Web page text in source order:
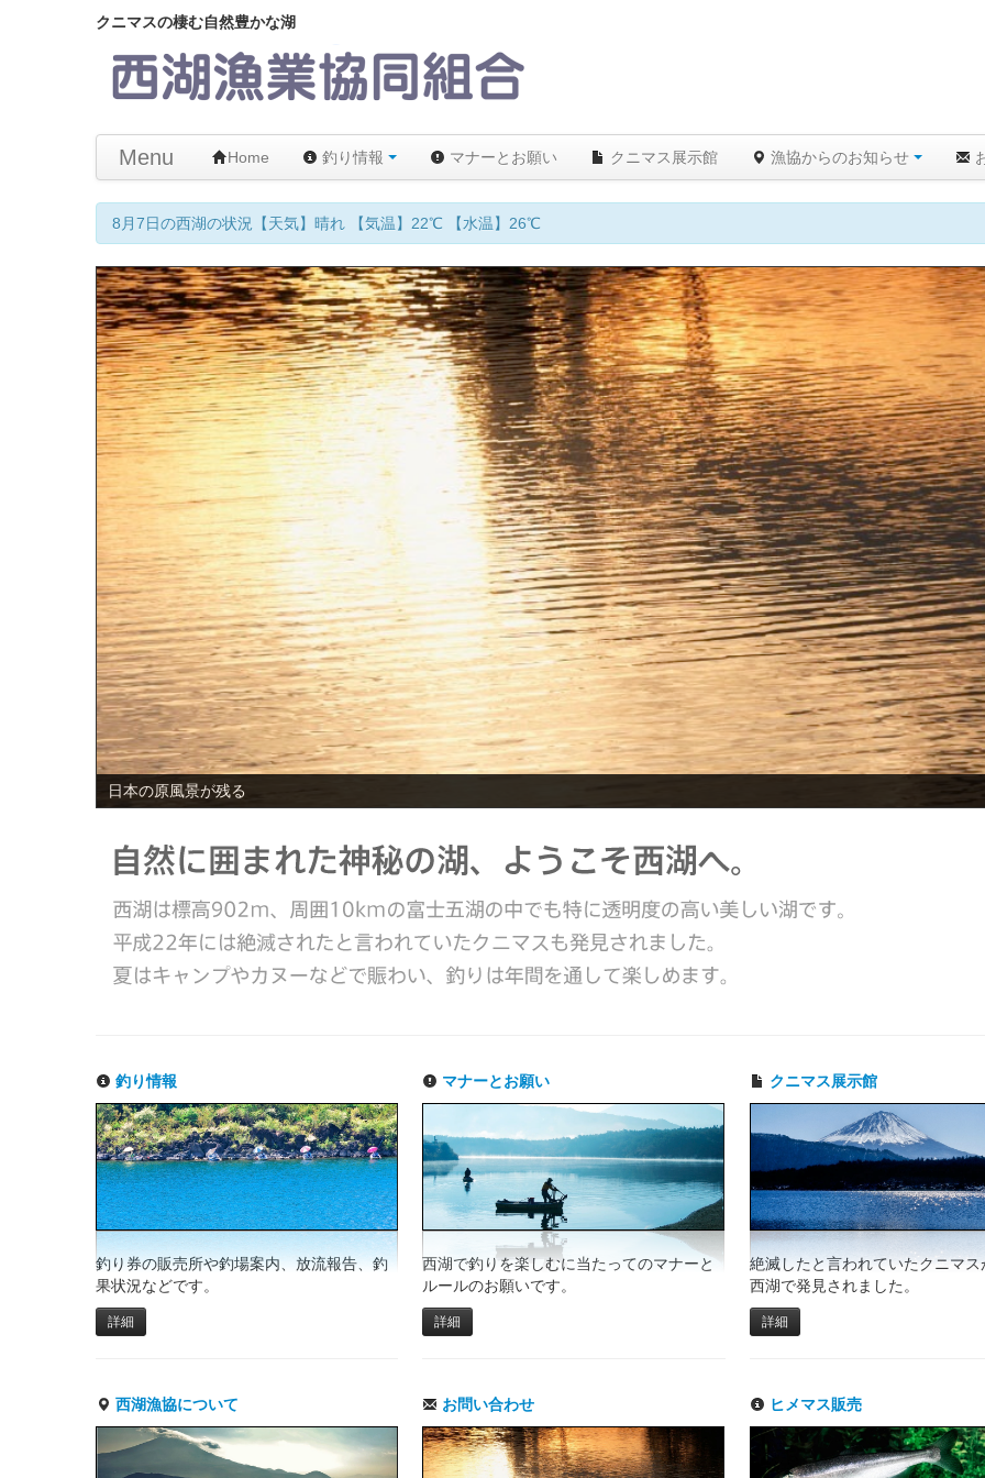
クニマスの棲む自然豊かな湖
Menu Home 釣り情報 マナーとお願い クニマス展示館 漁協からのお知らせ
8月7日の西湖の状況【天気】晴れ 【気温】22℃ 【水温】26℃
日本の原風景が残る
釣り情報
釣り券の販売所や釣場案内、放流報告、釣
果状況などです。
詳細
マナーとお願い
西湖で釣りを楽しむに当たってのマナーと
ルールのお願いです。
詳細
クニマス展示館
絶滅したと言われていたクニマ
西湖で発見されました。
詳細
西湖漁協について お問い合わせ ヒメマス販売